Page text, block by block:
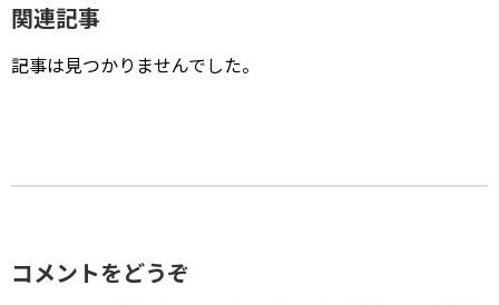
関連記事
記事は見つかりませんでした。
コメントをどうぞ